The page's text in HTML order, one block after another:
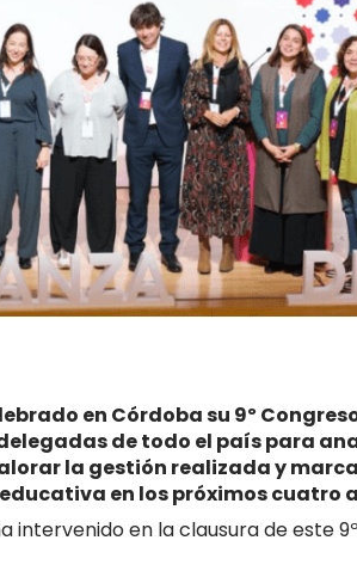
en Córdoba su 9º
de todo el país para
la gestión realizada y
en los próximos cuatro
intervenido en la clausura de este 9º